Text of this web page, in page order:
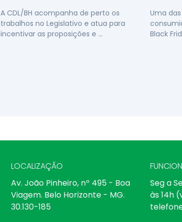
A CDL/BH acompanha de perto os
trabalhos no Legislativo e atua para
incentivar as proposições e …
Uma
Black
LOCALIZAÇÃO
Av. João Pinheiro, nº 495 - Boa
Viagem. Belo Horizonte - MG.
30.130-185
Seg a
às 14h